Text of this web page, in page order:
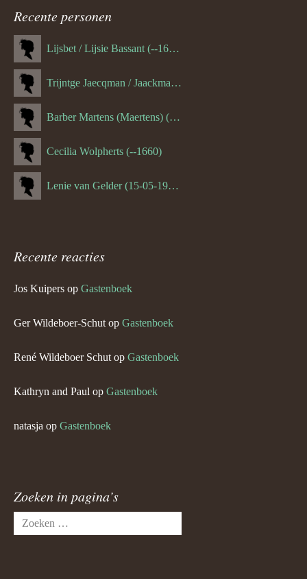
navigatie
Recente personen
Lijsbet / Lijsie Bassant (--1687)
Trijntge Jaecqman / Jaackman (--1651)
Barber Martens (Maertens) (--1658)
Cecilia Wolpherts (--1660)
Lenie van Gelder (15-05-1970)
Recente reacties
Jos Kuipers op Gastenboek
Ger Wildeboer-Schut op Gastenboek
René Wildeboer Schut op Gastenboek
Kathryn and Paul op Gastenboek
natasja op Gastenboek
Zoeken in pagina’s
Zoeken
naar: